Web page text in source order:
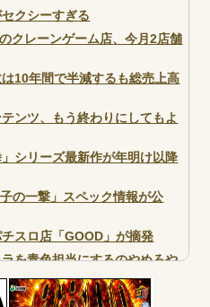
クシーすぎる
クレーンゲーム店、今月2店舗
10年間で半減するも総売上高
ンツ、もう終わりにしてもよ
」シリーズ最新作が年明け以降
の一撃」スペック情報が公
スロ店「GOOD」が摘発
を青色担当にするのやめろや
前で会員カードを握り潰し